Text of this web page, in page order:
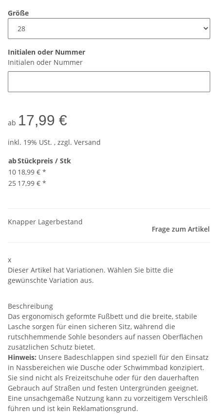
Größe
Initialen oder Nummer
Initialen oder Nummer
ab 17,99 €
inkl. 19% USt. , zzgl. Versand
abStückpreis / Stk
10 18,99 € *
25 17,99 € *
Knapper Lagerbestand
Frage zum Artikel
x
Dieser Artikel hat Variationen. Wählen Sie bitte die
gewünschte Variation aus.
Beschreibung
Das ergonomisch geformte Fußbett und die breite, stabile
Lasche sorgen für einen sicheren Sitz, während die
rutschhemmende Sohle besonders auf nassen Oberflächen
zusätzlichen Schutz bietet.
Hinweis: Unsere Badeschlappen sind speziell für den Einsatz
in Nassbereichen wie Dusche oder Schwimmbad konzipiert.
Sie sind nicht als Freizeitschuhe oder für den dauerhaften
Gebrauch auf Straßen und festen Untergründen geeignet.
Eine unsachgemäße Nutzung kann zu vorzeitigem Verschleiß
führen und ist kein Reklamationsgrund.